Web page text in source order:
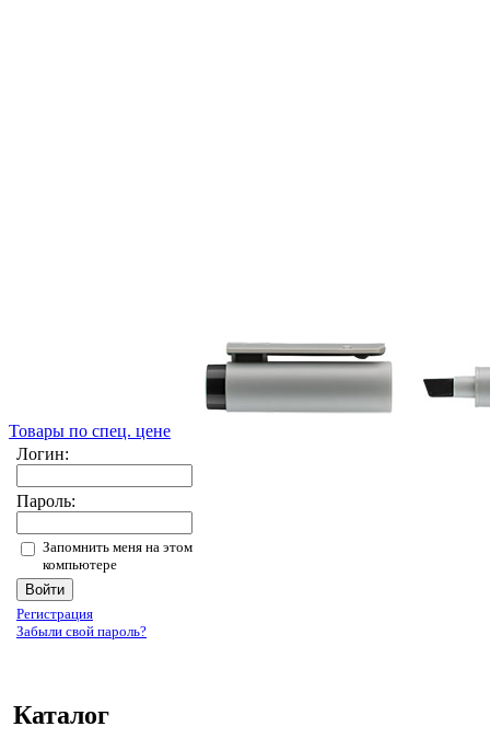
Товары по спец. цене
Логин:
Пароль:
Запомнить меня на этом
компьютере
Регистрация
Забыли свой пароль?
Каталог